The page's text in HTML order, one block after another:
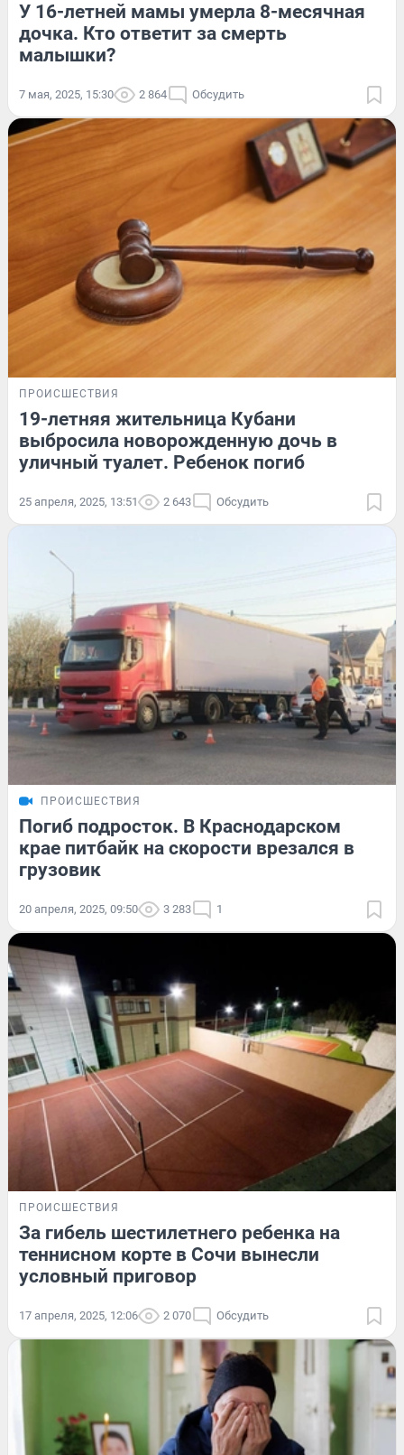
У 16-летней мамы умерла 8-месячная
дочка. Кто ответит за смерть
малышки?
7 мая, 2025, 15:30 2 864 Обсудить
ПРОИСШЕСТВИЯ
19-летняя жительница Кубани
выбросила новорожденную дочь в
уличный туалет. Ребенок погиб
25 апреля, 2025, 13:51 2 643 Обсудить
ПРОИСШЕСТВИЯ
Погиб подросток. В Краснодарском
крае питбайк на скорости врезался в
грузовик
20 апреля, 2025, 09:50 3 283 1
ПРОИСШЕСТВИЯ
За гибель шестилетнего ребенка на
теннисном корте в Сочи вынесли
условный приговор
17 апреля, 2025, 12:06 2 070 Обсудить